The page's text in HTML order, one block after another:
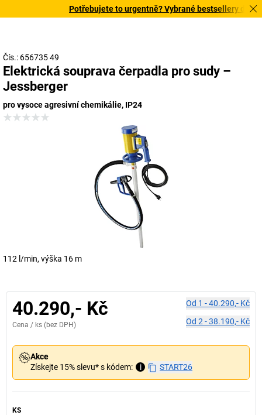
Potřebujete to urgentně? Vybrané bestsellery
Čís.: 656735 49
Elektrická souprava čerpadla pro sudy –
Jessberger
pro vysoce agresivní chemikálie, IP24
112 l/min, výška 16 m
40.290,- Kč
Cena / ks (bez DPH)
Od 1 -40.290,- Kč
Od 2 -38.190,- Kč
Akce
Získejte 15% slevu* s kódem:
i START26
KS